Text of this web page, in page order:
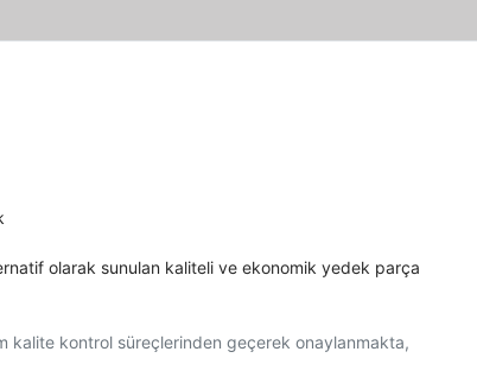
olarak sunulan kaliteli ve ekonomik yedek parça
kalite kontrol süreçlerinden geçerek onaylanmakta,